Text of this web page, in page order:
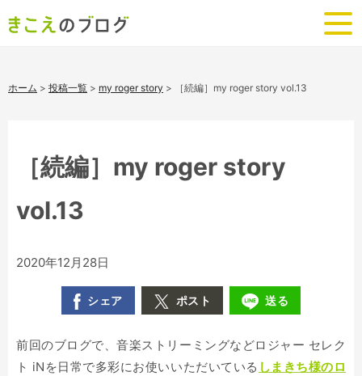
ホーム > 投稿一覧 > my roger story > ［続編］my roger story vol.13
［続編］my roger story
vol.13
2020年12月28日
シェア ポスト 送る
前回のブログで、音楽ストリーミングなどロジャー セレク
ト iNを日常で多彩にお使いいただいている しまきち様のロ